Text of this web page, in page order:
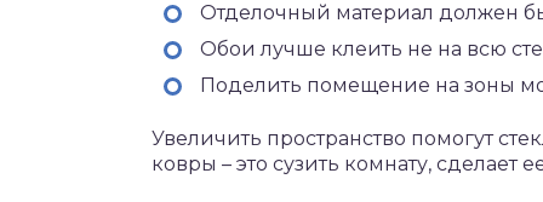
Отделочный материал должен
Обои лучше клеить не на всю
Поделить помещение на зоны
Увеличить пространство помогут
ковры – это сузить комнату, сделает